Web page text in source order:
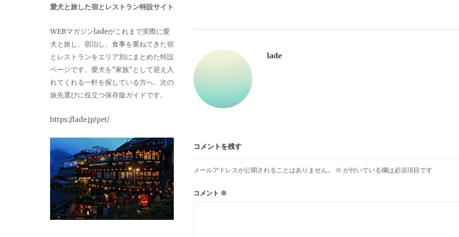
ゲ
ー
シ
ン
lade
コメントを残す
メールアドレスが公開されることはありません。 ※ が付いている欄は必須項目です
コメント ※
愛犬と旅した宿とレストラン特設サイト
WEBマガジンladeがこれまで実際に愛
犬と旅し、宿泊し、食事を重ねてきた宿
とレストランをエリア別にまとめた特設
ページです。愛犬を“家族”として迎え入
れてくれる一軒を探している方へ、次の
旅先選びに役立つ保存版ガイドです。
https://lade.jp/pet/